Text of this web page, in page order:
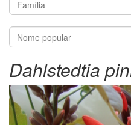
Dahlstedtia